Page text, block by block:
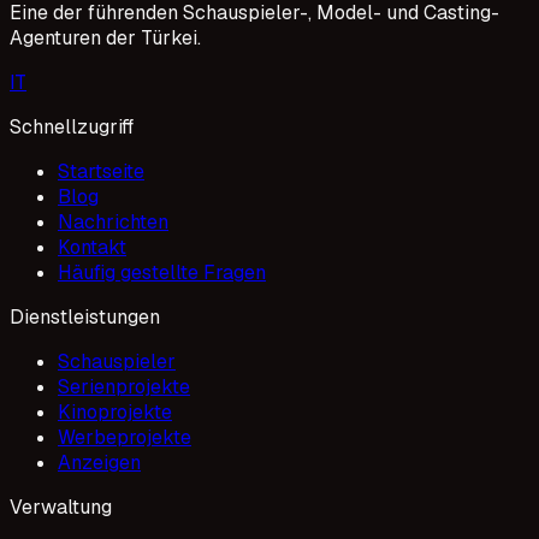
Eine der führenden Schauspieler-, Model- und Casting-
Agenturen der Türkei.
IT
Schnellzugriff
Startseite
Blog
Nachrichten
Kontakt
Häufig gestellte Fragen
Dienstleistungen
Schauspieler
Serienprojekte
Kinoprojekte
Werbeprojekte
Anzeigen
Verwaltung